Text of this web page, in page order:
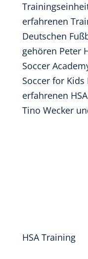
erfahrenen
Deutschen
gehören Peter
Soccer
Soccer for
erfahrenen
Tino Wecker
HSA Training